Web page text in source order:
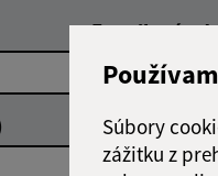
Súbory
zážitku z
E-mailová